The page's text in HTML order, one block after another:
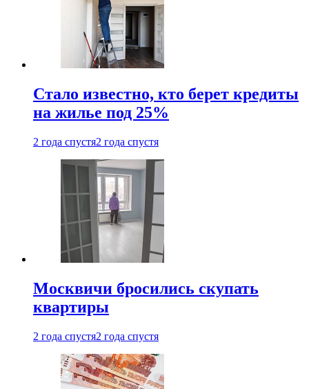
Стало известно, кто берет кредиты
на жилье под 25%
2 года спустя2 года спустя
Москвичи бросились скупать
квартиры
2 года спустя2 года спустя